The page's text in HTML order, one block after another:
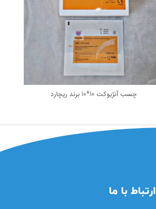
چسب آنژیوکت 10*10 برند ریچارد
ارتباط با ما